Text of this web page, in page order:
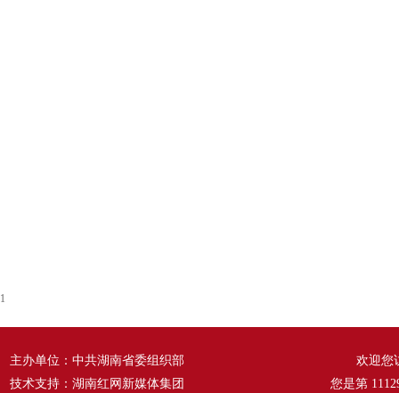
1
主办单位：中共湖南省委组织部
技术支持：湖南红网新媒体集团
欢迎您
您是第